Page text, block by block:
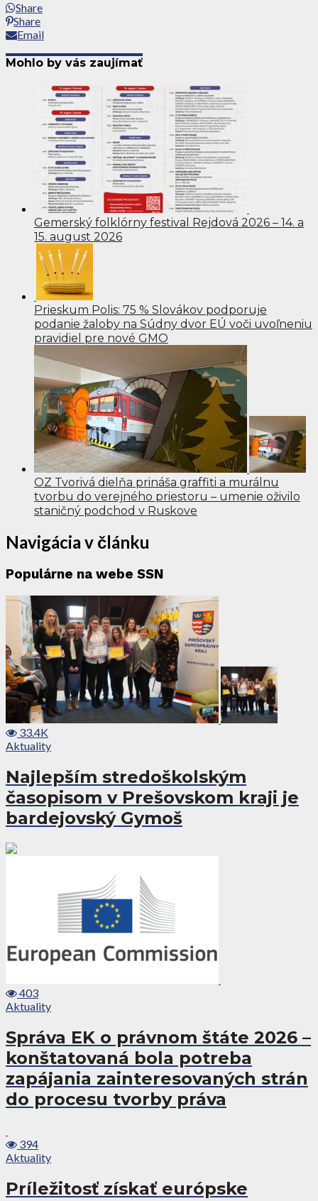
Share
Share
Email
Mohlo by vás zaujímať
Gemerský folklórny festival Rejdová 2026 – 14. a
15. august 2026
Prieskum Polis: 75 % Slovákov podporuje
podanie žaloby na Súdny dvor EÚ voči uvoľneniu
pravidiel pre nové GMO
OZ Tvorivá dielňa prináša graffiti a murálnu
tvorbu do verejného priestoru – umenie oživilo
staničný podchod v Ruskove
Navigácia v článku
Populárne na webe SSN
33.4K
Aktuality
Najlepším stredoškolským
časopisom v Prešovskom kraji je
bardejovský Gymoš
403
Aktuality
Správa EK o právnom štáte 2026 –
konštatovaná bola potreba
zapájania zainteresovaných strán
do procesu tvorby práva
394
Aktuality
Príležitosť získať európske